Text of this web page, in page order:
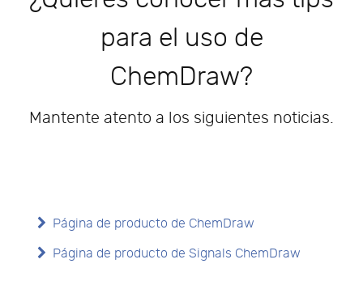
para el uso de
ChemDraw?
Mantente atento a los siguientes noticias.
Página de producto de ChemDraw
Página de producto de Signals ChemDraw